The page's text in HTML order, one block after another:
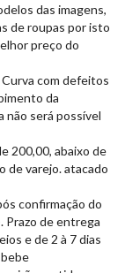
das imagens,
de roupas por isto
preço do
com defeitos
da
não será possível
200,00, abaixo de
de varejo. atacado
confirmação do
Prazo de entrega
e de 2 à 7 dias